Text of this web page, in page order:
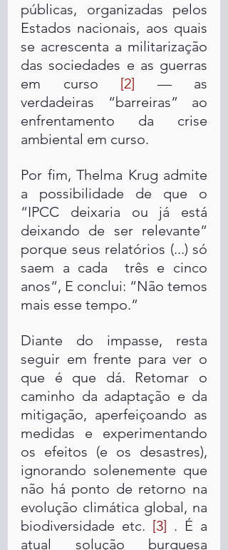
públicas, organizadas pelos
Estados nacionais, aos quais
se acrescenta a militarização
das sociedades e as guerras
em curso [2] — as
verdadeiras “barreiras” ao
enfrentamento da crise
ambiental em curso.
Por fim, Thelma Krug admite
a possibilidade de que o
“IPCC deixaria ou já está
deixando de ser relevante”
porque seus relatórios (...) só
saem a cada  três e cinco
anos“, E conclui: “Não temos
mais esse tempo.”
Diante do impasse, resta
seguir em frente para ver o
que é que dá. Retomar o
caminho da adaptação e da
mitigação, aperfeiçoando as
medidas e experimentando
os efeitos (e os desastres),
ignorando solenemente que
não há ponto de retorno na
evolução climática global, na
biodiversidade etc. [3] . É a
atual solução burguesa